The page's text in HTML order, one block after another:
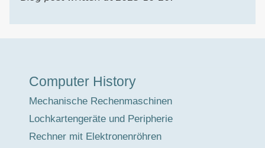
Computer History
Mechanische Rechenmaschinen
Lochkartengeräte und Peripherie
Rechner mit Elektronenröhren